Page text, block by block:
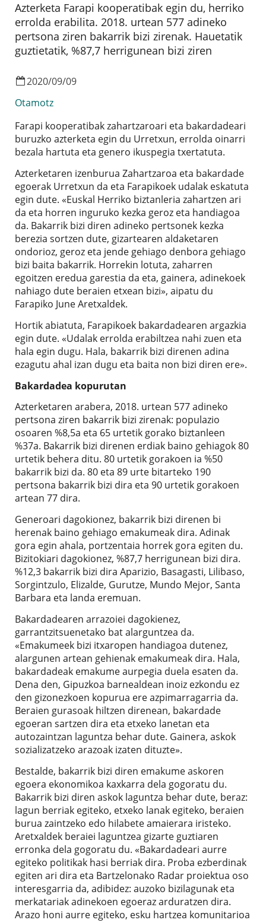
Azterketa Farapi kooperatibak egin du, herriko
errolda erabilita. 2018. urtean 577 adineko
pertsona ziren bakarrik bizi zirenak. Hauetatik
guztietatik, %87,7 herrigunean bizi ziren
2020/09/09
Otamotz
Farapi kooperatibak zahartzaroari eta bakardadeari
buruzko azterketa egin du Urretxun, errolda oinarri
bezala hartuta eta genero ikuspegia txertatuta.
Azterketaren izenburua Zahartzaroa eta bakardade
egoerak Urretxun da eta Farapikoek udalak eskatuta
egin dute. «Euskal Herriko biztanleria zahartzen ari
da eta horren inguruko kezka geroz eta handiagoa
da. Bakarrik bizi diren adineko pertsonek kezka
berezia sortzen dute, gizartearen aldaketaren
ondorioz, geroz eta jende gehiago denbora gehiago
bizi baita bakarrik. Horrekin lotuta, zaharren
egoitzen eredua garestia da eta, gainera, adinekoek
nahiago dute beraien etxean bizi», aipatu du
Farapiko June Aretxaldek.
Hortik abiatuta, Farapikoek bakardadearen argazkia
egin dute. «Udalak errolda erabiltzea nahi zuen eta
hala egin dugu. Hala, bakarrik bizi direnen adina
ezagutu ahal izan dugu eta baita non bizi diren ere».
Bakardadea kopurutan
Azterketaren arabera, 2018. urtean 577 adineko
pertsona ziren bakarrik bizi zirenak: populazio
osoaren %8,5a eta 65 urtetik gorako biztanleen
%37a. Bakarrik bizi direnen erdiak baino gehiagok 80
urtetik behera ditu. 80 urtetik gorakoen ia %50
bakarrik bizi da. 80 eta 89 urte bitarteko 190
pertsona bakarrik bizi dira eta 90 urtetik gorakoen
artean 77 dira.
Generoari dagokionez, bakarrik bizi direnen bi
herenak baino gehiago emakumeak dira. Adinak
gora egin ahala, portzentaia horrek gora egiten du.
Bizitokiari dagokionez, %87,7 herrigunean bizi dira.
%12,3 bakarrik bizi dira Aparizio, Basagasti, Lilibaso,
Sorgintzulo, Elizalde, Gurutze, Mundo Mejor, Santa
Barbara eta landa eremuan.
Bakardadearen arrazoiei dagokienez,
garrantzitsuenetako bat alarguntzea da.
«Emakumeek bizi itxaropen handiagoa dutenez,
alargunen artean gehienak emakumeak dira. Hala,
bakardadeak emakume aurpegia duela esaten da.
Dena den, Gipuzkoa barnealdean inoiz ezkondu ez
den gizonezkoen kopurua ere azpimarragarria da.
Beraien gurasoak hiltzen direnean, bakardade
egoeran sartzen dira eta etxeko lanetan eta
autozaintzan laguntza behar dute. Gainera, askok
sozializatzeko arazoak izaten dituzte».
Bestalde, bakarrik bizi diren emakume askoren
egoera ekonomikoa kaxkarra dela gogoratu du.
Bakarrik bizi diren askok laguntza behar dute, beraz:
lagun berriak egiteko, etxeko lanak egiteko, beraien
burua zaintzeko edo hilabete amaierara iristeko.
Aretxaldek beraiei laguntzea gizarte guztiaren
erronka dela gogoratu du. «Bakardadeari aurre
egiteko politikak hasi berriak dira. Proba ezberdinak
egiten ari dira eta Bartzelonako Radar proiektua oso
interesgarria da, adibidez: auzoko bizilagunak eta
merkatariak adinekoen egoeraz arduratzen dira.
Arazo honi aurre egiteko, esku hartzea komunitarioa